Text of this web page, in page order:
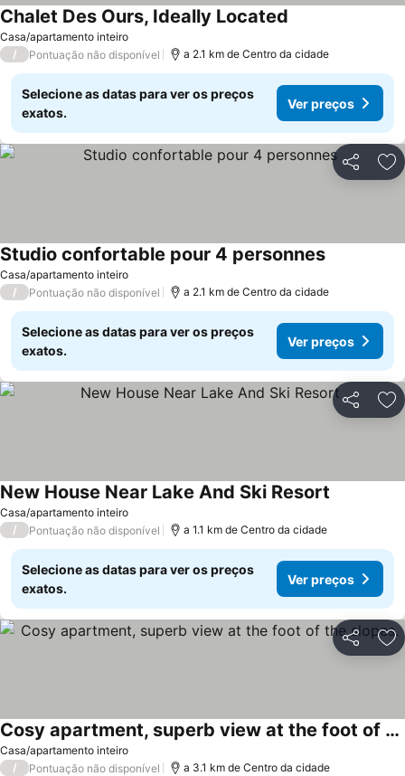
Casa/apartamento inteiro
Chalet Des Ours, Ideally Located
/ Pontuação não disponível a 2.1 km de Centro da cidade
Selecione as datas para ver os preços
exatos.
Ver preços
Partilhar
Casa/apartamento inteiro
Studio confortable pour 4 personnesVer preços
/ Pontuação não disponível a 2.1 km de Centro da cidade
Selecione as datas para ver os preços
exatos.
Ver preços
Partilhar
Casa/apartamento inteiro
New House Near Lake And Ski Resort
/ Pontuação não disponível a 1.1 km de Centro da cidade
Selecione as datas para ver os preços
exatos.
Ver preços
Partilhar
Casa/apartamento inteiro
Cosy apartment, superb view at the foot of the slopes.
Ver preços
/ Pontuação não disponível a 3.1 km de Centro da cidade